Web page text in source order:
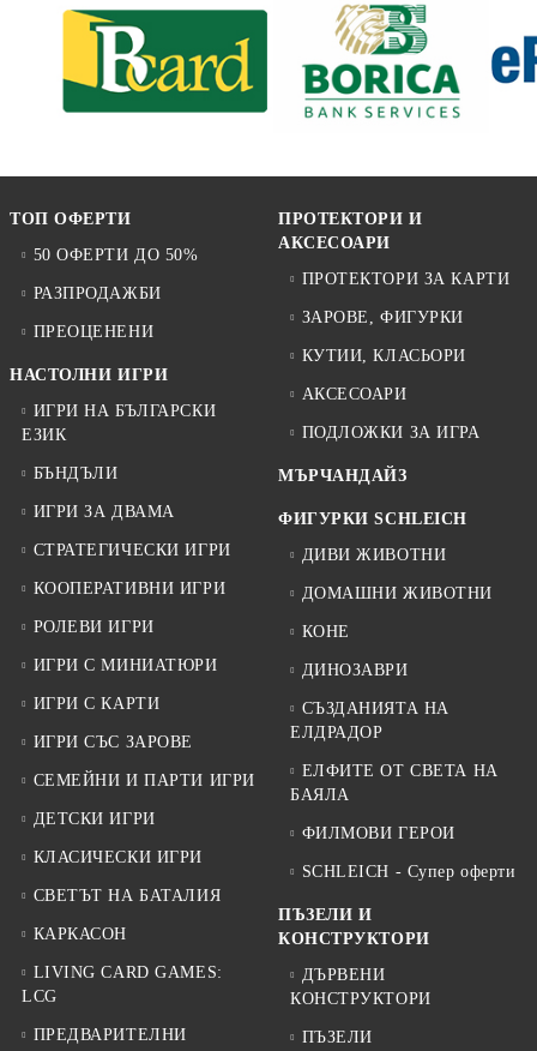
ТОП ОФЕРТИ
50 ОФЕРТИ ДО 50%
РАЗПРОДАЖБИ
ПРЕОЦЕНЕНИ
НАСТОЛНИ ИГРИ
ИГРИ НА БЪЛГАРСКИ
ЕЗИК
БЪНДЪЛИ
ИГРИ ЗА ДВАМА
СТРАТЕГИЧЕСКИ ИГРИ
КООПЕРАТИВНИ ИГРИ
РОЛЕВИ ИГРИ
ИГРИ С МИНИАТЮРИ
ИГРИ С КАРТИ
ИГРИ СЪС ЗАРОВЕ
СЕМЕЙНИ И ПАРТИ ИГРИ
ДЕТСКИ ИГРИ
КЛАСИЧЕСКИ ИГРИ
СВЕТЪТ НА БАТАЛИЯ
КАРКАСОН
LIVING CARD GAMES:
LCG
ПРЕДВАРИТЕЛНИ
ПРОТЕКТОРИ И
АКСЕСОАРИ
ПРОТЕКТОРИ ЗА КАРТИ
ЗАРОВЕ, ФИГУРКИ
КУТИИ, КЛАСЬОРИ
АКСЕСОАРИ
ПОДЛОЖКИ ЗА ИГРА
МЪРЧАНДАЙЗ
ФИГУРКИ SCHLEICH
ДИВИ ЖИВОТНИ
ДОМАШНИ ЖИВОТНИ
КОНЕ
ДИНОЗАВРИ
СЪЗДАНИЯТА НА
ЕЛДРАДОР
ЕЛФИТЕ ОТ СВЕТА НА
БАЯЛА
ФИЛМОВИ ГЕРОИ
SCHLEICH - Супер оферти
ПЪЗЕЛИ И
КОНСТРУКТОРИ
ДЪРВЕНИ
КОНСТРУКТОРИ
ПЪЗЕЛИ